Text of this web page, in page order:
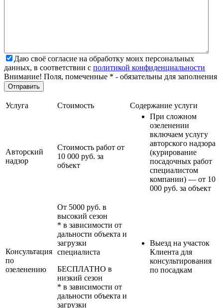
Даю своё согласие на обработку моих персональных
данных, в соответствии с политикой конфиденциальности
Внимание! Поля, помеченные * - обязательны для заполнения
Услуга Стоимость Содержание услуги
Авторский
надзор
Стоимость работ от
10 000 руб. за
объект
При сложном
озеленении
включаем услугу
авторского надзора
(курирование
посадочных работ
специалистом
компании) — от 10
000 руб. за объект
Консультация
по
озеленению
От 5000 руб. в
высокий сезон
* в зависимости от
дальности объекта и
загрузки
специалиста
БЕСПЛАТНО в
низкий сезон
* в зависимости от
дальности объекта и
загрузки
Выезд на участок
Клиента для
консультирования
по посадкам